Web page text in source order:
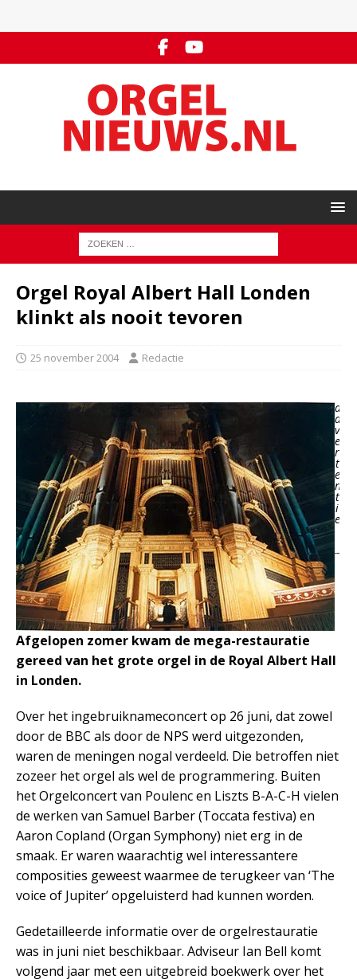
Orgel Royal Albert Hall Londen
klinkt als nooit tevoren
25 november 2004 Redactie
a
d
v
e
r
t
e
n
t
i
e
Afgelopen zomer kwam de mega-restauratie
gereed van het grote orgel in de Royal Albert Hall
in Londen.
Over het ingebruiknameconcert op 26 juni, dat zowel
door de BBC als door de NPS werd uitgezonden,
waren de meningen nogal verdeeld. Die betroffen niet
zozeer het orgel als wel de programmering. Buiten
het Orgelconcert van Poulenc en Liszts B-A-C-H vielen
de werken van Samuel Barber (Toccata festiva) en
Aaron Copland (Organ Symphony) niet erg in de
smaak. Er waren waarachtig wel interessantere
composities geweest waarmee de terugkeer van ‘The
voice of Jupiter’ opgeluisterd had kunnen worden.
Gedetailleerde informatie over de orgelrestauratie
was in juni niet beschikbaar. Adviseur Ian Bell komt
volgend jaar met een uitgebreid boekwerk over het